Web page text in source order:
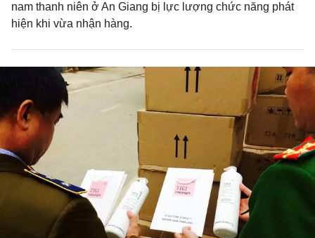
nam thanh niên ở An Giang bị lực lượng chức năng phát
hiện khi vừa nhận hàng.